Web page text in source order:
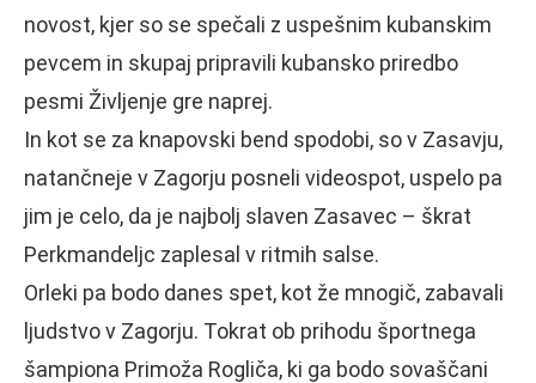
novost, kjer so se spečali z uspešnim kubanskim
pevcem in skupaj pripravili kubansko priredbo
pesmi Življenje gre naprej.
In kot se za knapovski bend spodobi, so v Zasavju,
natančneje v Zagorju posneli videospot, uspelo pa
jim je celo, da je najbolj slaven Zasavec – škrat
Perkmandeljc zaplesal v ritmih salse.
Orleki pa bodo danes spet, kot že mnogič, zabavali
ljudstvo v Zagorju. Tokrat ob prihodu športnega
šampiona Primoža Rogliča, ki ga bodo sovaščani